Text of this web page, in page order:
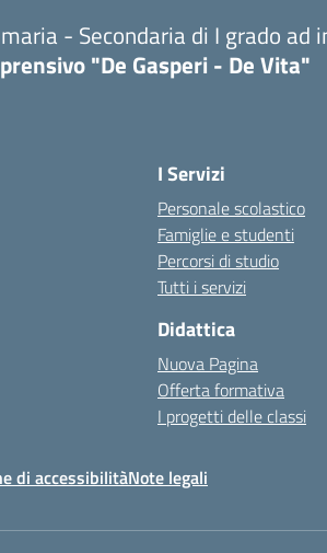
- Secondaria di I grado ad
"De Gasperi - De Vita"
I Servizi
Personale scolastico
Famiglie e studenti
Percorsi di studio
Tutti i servizi
Didattica
Nuova Pagina
Offerta formativa
I progetti delle classi
di accessibilitàNote legali